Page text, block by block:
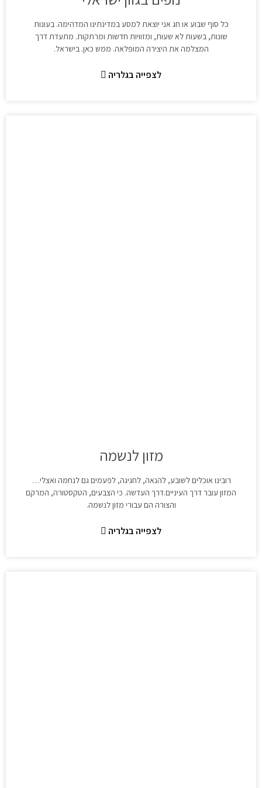
כל סוף שבוע או חג אני יוצאת למסע במדינתינו המדהימה. בעונות
שונות, בשעות לא שעות, ומזוויות חדשות ומרתקות. מתעדת דרך
המצלמה את היצירה המופלאה. ממש כאן. בישראל.
לצפייה בגלריה
מזון לנשמה
רובינו אוכלים לשובע, להנאה, לחגיגה, לפעמים גם לנחמה ואצלי…
המזון עובר דרך העיניים.דרך העדשה. כי הצבעים, הטקסטורה, המרקם
והצורה הם עבורי מזון לנשמה.
לצפייה בגלריה